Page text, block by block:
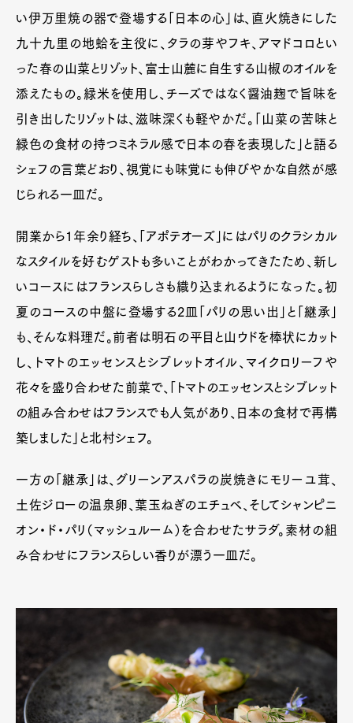
い伊万里焼の器で登場する「日本の心」は、直火焼きにした
九十九里の地蛤を主役に、タラの芽やフキ、アマドコロとい
った春の山菜とリゾット、富士山麓に自生する山椒のオイルを
添えたもの。緑米を使用し、チーズではなく醤油麹で旨味を
引き出したリゾットは、滋味深くも軽やかだ。「山菜の苦味と
緑色の食材の持つミネラル感で日本の春を表現した」と語る
シェフの言葉どおり、視覚にも味覚にも伸びやかな自然が感
じられる一皿だ。
開業から1年余り経ち、「アポテオーズ」にはパリのクラシカル
なスタイルを好むゲストも多いことがわかってきたため、新し
いコースにはフランスらしさも織り込まれるようになった。初
夏のコースの中盤に登場する2皿「パリの思い出」と「継承」
も、そんな料理だ。前者は明石の平目と山ウドを棒状にカット
し、トマトのエッセンスとシブレットオイル、マイクロリーフや
花々を盛り合わせた前菜で、「トマトのエッセンスとシブレット
の組み合わせはフランスでも人気があり、日本の食材で再構
築しました」と北村シェフ。
一方の「継承」は、グリーンアスパラの炭焼きにモリーユ茸、
土佐ジローの温泉卵、葉玉ねぎのエチュベ、そしてシャンピニ
オン・ド・パリ（マッシュルーム）を合わせたサラダ。素材の組
み合わせにフランスらしい香りが漂う一皿だ。